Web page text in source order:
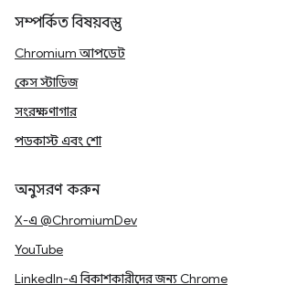
সম্পর্কিত বিষয়বস্তু
Chromium আপডেট
কেস স্টাডিজ
সংরক্ষণাগার
পডকাস্ট এবং শো
অনুসরণ করুন
X-এ @ChromiumDev
YouTube
LinkedIn-এ বিকাশকারীদের জন্য Chrome